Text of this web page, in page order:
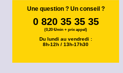
Une question ? Un conseil ?
0 820 35 35 35
(0,20 €/min + prix appel)
Du lundi au vendredi :
8h-12h / 13h-17h30